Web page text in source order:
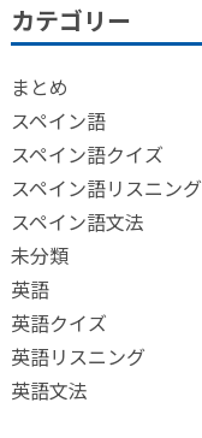
カテゴリー
まとめ
スペイン語
スペイン語クイズ
スペイン語リスニング
スペイン語文法
未分類
英語
英語クイズ
英語リスニング
英語文法